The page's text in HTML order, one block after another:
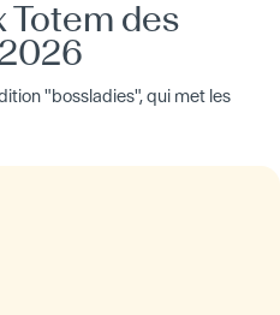
Totem des
"bossladies", qui met les